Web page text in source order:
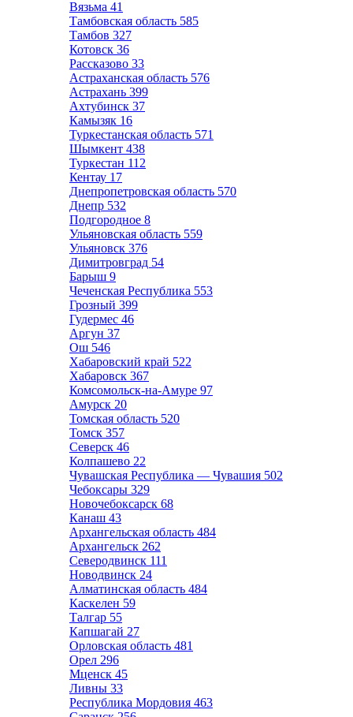
Вязьма 41
Тамбовская область 585
Тамбов 327
Котовск 36
Рассказово 33
Астраханская область 576
Астрахань 399
Ахтубинск 37
Камызяк 16
Туркестанская область 571
Шымкент 438
Туркестан 112
Кентау 17
Днепропетровская область 570
Днепр 532
Подгородное 8
Ульяновская область 559
Ульяновск 376
Димитровград 54
Барыш 9
Чеченская Республика 553
Грозный 399
Гудермес 46
Аргун 37
Ош 546
Хабаровский край 522
Хабаровск 367
Комсомольск-на-Амуре 97
Амурск 20
Томская область 520
Томск 357
Северск 46
Колпашево 22
Чувашская Республика — Чувашия 502
Чебоксары 329
Новочебоксарск 68
Канаш 43
Архангельская область 484
Архангельск 262
Северодвинск 111
Новодвинск 24
Алматинская область 484
Каскелен 59
Талгар 55
Капшагай 27
Орловская область 481
Орел 296
Мценск 45
Ливны 33
Республика Мордовия 463